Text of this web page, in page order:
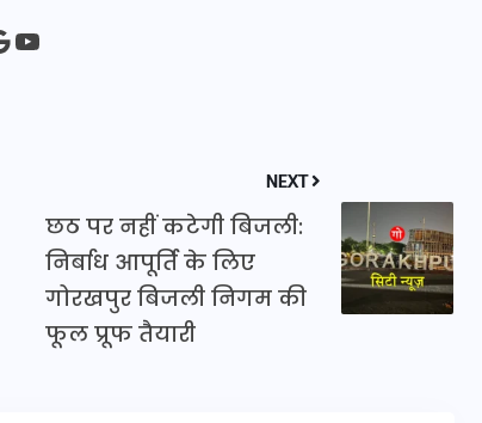
YouTube
NEXT
छठ पर नहीं कटेगी बिजली:
निर्बाध आपूर्ति के लिए
गोरखपुर बिजली निगम की
फूल प्रूफ तैयारी